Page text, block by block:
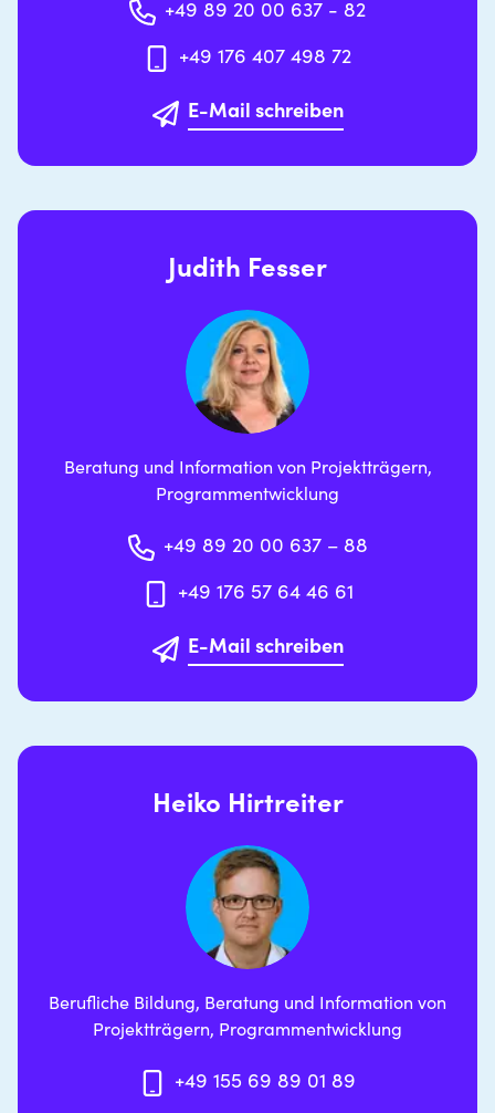
+49 89 20 00 637 - 82
+49 176 407 498 72
E-Mail schreiben
Judith Fesser
Beratung und Information von Projektträgern,
Programmentwicklung
+49 89 20 00 637 – 88
+49 176 57 64 46 61
E-Mail schreiben
Heiko Hirtreiter
Berufliche Bildung, Beratung und Information von
Projektträgern, Programmentwicklung
+49 155 69 89 01 89